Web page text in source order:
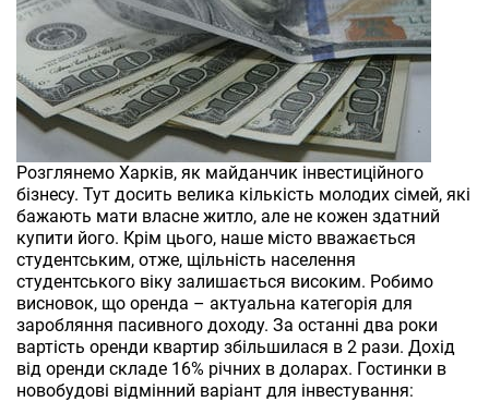
Розглянемо Харків, як майданчик інвестиційного
бізнесу. Тут досить велика кількість молодих сімей, які
бажають мати власне житло, але не кожен здатний
купити його. Крім цього, наше місто вважається
студентським, отже, щільність населення
студентського віку залишається високим. Робимо
висновок, що оренда – актуальна категорія для
заробляння пасивного доходу. За останні два роки
вартість оренди квартир збільшилася в 2 рази. Дохід
від оренди складе 16% річних в доларах. Гостинки в
новобудові відмінний варіант для інвестування: